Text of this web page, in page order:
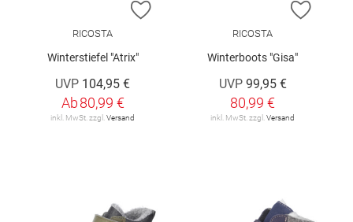
ZUR WUNSCHLISTE HINZUFÜGEN
RICOSTA
Winterstiefel "Atrix"
UVP 104,95 €
Ab80,99 €
inkl. MwSt. zzgl. Versand
ZUR
RICOSTA
Winterboots "Gisa"
UVP 99,95 €
80,99 €
inkl. MwSt. zzgl. Versand